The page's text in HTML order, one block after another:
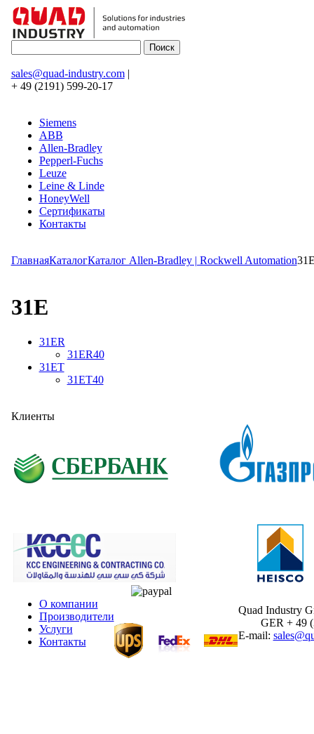
sales@quad-industry.com|
+ 49 (2191) 599-20-17
Siemens
ABB
Allen-Bradley
Pepperl-Fuchs
Leuze
Leine & Linde
HoneyWell
Сертификаты
Контакты
ГлавнаяКаталогКаталог Allen-Bradley | Rockwell Automation
31E
31ER
31ER40
31ET
31ET40
Клиенты
О компании
Производители
Услуги
Контакты
Quad Industry
GER + 49
E-mail: